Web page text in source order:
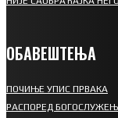
ОБАВЕШТЕЊА
ПОЧИЊЕ УПИС ПРВАКА
РАСПОРЕД